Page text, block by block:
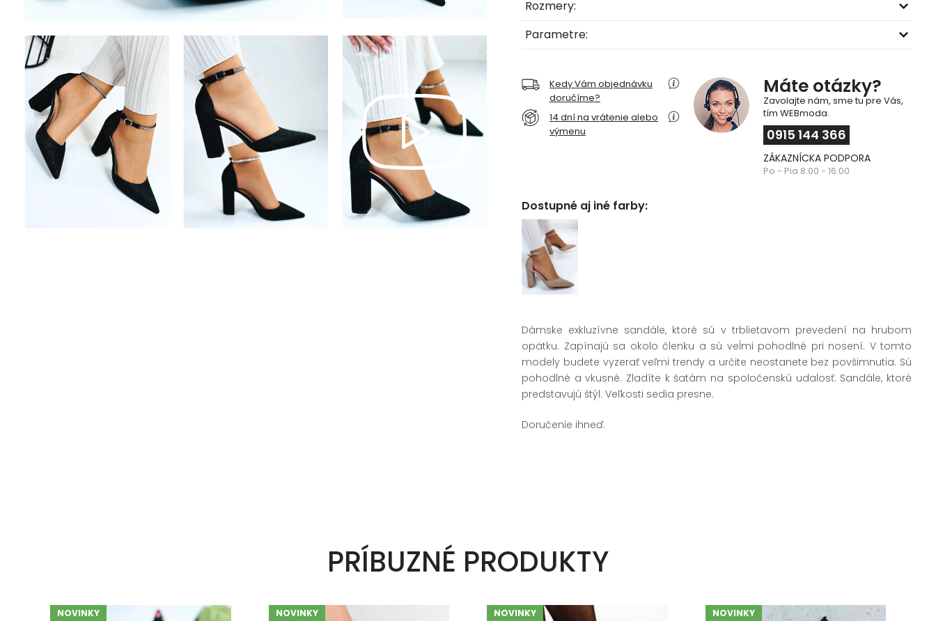
Rozmery:
Parametre:
Kedy Vám objednávku
doručíme?
14 dní na vrátenie alebo
výmenu
Máte otázky?
Zavolajte nám, sme tu pre Vás,
tím WEBmoda.
0915 144 366
ZÁKAZNÍCKA PODPORA
Po - Pia 8:00 - 16:00
Dostupné aj iné farby:
Dámske exkluzívne sandále, ktoré sú v trblietavom prevedení na hrubom
opätku. Zapínajú sa okolo členku a sú veĺmi pohodlné pri nosení. V tomto
modely budete vyzerať veľmi trendy a určite neostanete bez povšimnutia. Sú
pohodlné a vkusné. Zladíte k šatám na spoločenskú udalosť. Sandále, ktoré
predstavujú štýl. Veľkosti sedia presne.
Doručenie ihneď.
PRÍBUZNÉ PRODUKTY
NOVINKY
NOVINKY
NOVINKY
NOVINKY